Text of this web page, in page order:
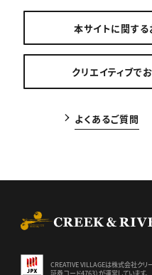
本サイトに関す
クリエイティブで
よくあるご質問
CREATIVE VILLAGEは株式会社クリ
証券コード4763）が運営しています。